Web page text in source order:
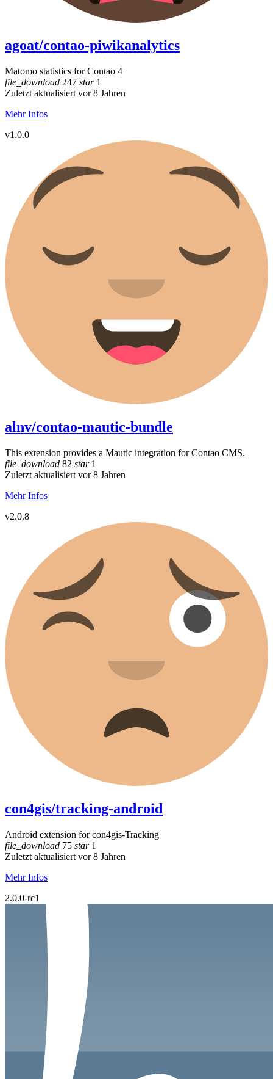
agoat/contao-piwikanalytics
Matomo statistics for Contao 4
file_download 247 star1
Zuletzt aktualisiert vor 8 Jahren
Mehr Infos
v1.0.0
alnv/contao-mautic-bundle
This extension provides a Mautic integration for Contao CMS.
file_download 82 star1
Zuletzt aktualisiert vor 8 Jahren
Mehr Infos
v2.0.8
con4gis/tracking-android
Android extension for con4gis-Tracking
file_download 75 star1
Zuletzt aktualisiert vor 8 Jahren
Mehr Infos
2.0.0-rc1